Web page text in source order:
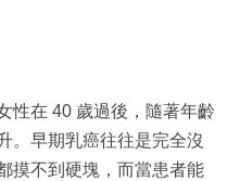
性在 40 歲過後，隨著年齡
。早期乳癌往往是完全沒
摸不到硬塊，而當患者能